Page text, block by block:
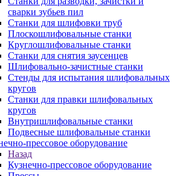
сварки зубьев пил
Станки для шлифовки труб
Плоскошлифовальные станки
Круглошлифовальные станки
Станки для снятия заусенцев
Шлифовально-зачистные станки
Стенды для испытания шлифовальных
кругов
Станки для правки шлифовальных
кругов
Внутришлифовальные станки
Подвесные шлифовальные станки
прессовое оборудование
Назад
Кузнечно-прессовое оборудование